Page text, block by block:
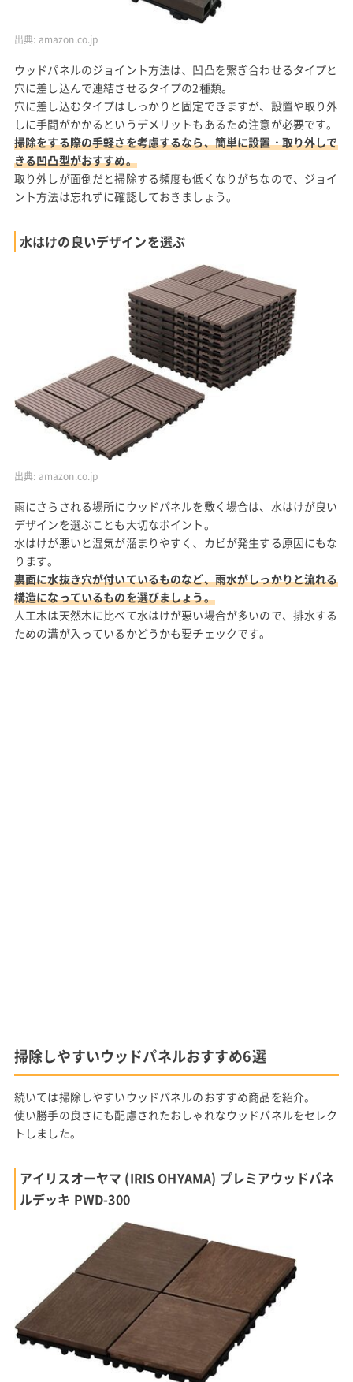
出典: amazon.co.jp
ウッドパネルのジョイント方法は、凹凸を繋ぎ合わせるタイプと
穴に差し込んで連結させるタイプの2種類。
穴に差し込むタイプはしっかりと固定できますが、設置や取り外
しに手間がかかるというデメリットもあるため注意が必要です。
掃除をする際の手軽さを考慮するなら、簡単に設置・取り外しで
きる凹凸型がおすすめ。
取り外しが面倒だと掃除する頻度も低くなりがちなので、ジョイ
ント方法は忘れずに確認しておきましょう。
水はけの良いデザインを選ぶ
出典: amazon.co.jp
雨にさらされる場所にウッドパネルを敷く場合は、水はけが良い
デザインを選ぶことも大切なポイント。
水はけが悪いと湿気が溜まりやすく、カビが発生する原因にもな
ります。
裏面に水抜き穴が付いているものなど、雨水がしっかりと流れる
構造になっているものを選びましょう。
人工木は天然木に比べて水はけが悪い場合が多いので、排水する
ための溝が入っているかどうかも要チェックです。
掃除しやすいウッドパネルおすすめ6選
続いては掃除しやすいウッドパネルのおすすめ商品を紹介。
使い勝手の良さにも配慮されたおしゃれなウッドパネルをセレク
トしました。
アイリスオーヤマ (IRIS OHYAMA) プレミアウッドパネ
ルデッキ PWD-300